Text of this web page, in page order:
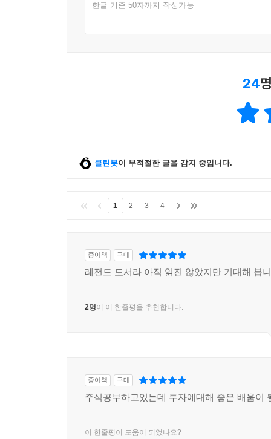
한글 기준 50자까지 작성가능
24
클린봇이 부적절한 글을 감지 중입니다.
1 2 3 4
종이책 구매
레전드 도서라 아직 읽진 않았지만 기대해 봅
2명이 이 한줄평을 추천합니다.
종이책 구매
주식공부하고있는데 투자에대해 좋은 배움이
이 한줄평이 도움이 되었나요?